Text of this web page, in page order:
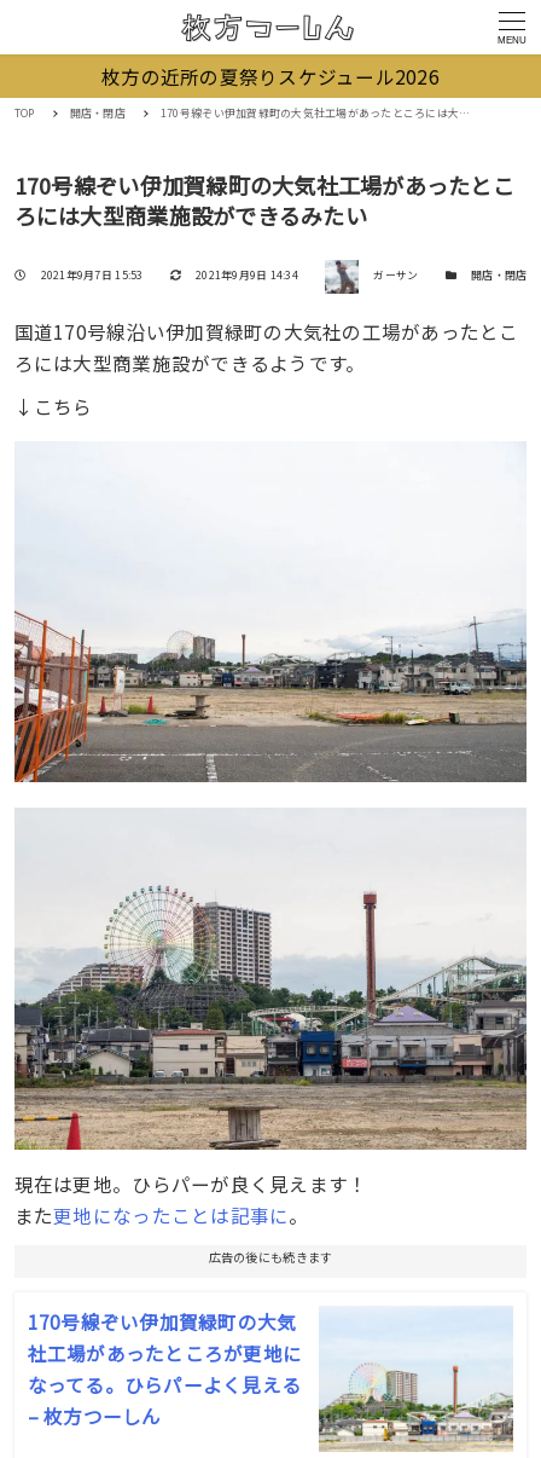
MENU
枚方の近所の夏祭りスケジュール2026
TOP 開店・閉店 170号線ぞい伊加賀緑町の大気社工場があったところには大型商業施設ができるみたい
170号線ぞい伊加賀緑町の大気社工場があったとこ
ろには大型商業施設ができるみたい
投稿日
2021年9月7日 15:53 更新日
2021年9月9日 14:34 著者 ガーサン カテゴリー開店・閉店
国道170号線沿い伊加賀緑町の大気社の工場があったとこ
ろには大型商業施設ができるようです。
↓こちら
現在は更地。ひらパーが良く見えます！
また更地になったことは記事に。
広告の後にも続きます
170号線ぞい伊加賀緑町の大気
社工場があったところが更地に
なってる。ひらパーよく見える
– 枚方つーしん